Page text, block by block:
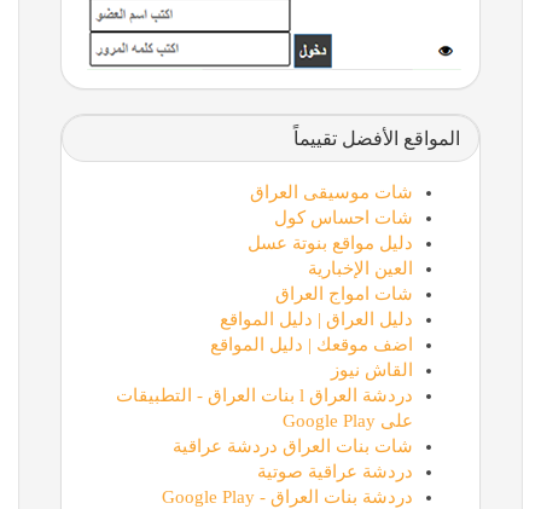
المواقع الأفضل تقييماً
شات موسيقى العراق
شات احساس كول
دليل مواقع بنوتة عسل
العين الإخبارية
شات امواج العراق
دليل العراق | دليل المواقع
اضف موقعك | دليل المواقع
القاش نيوز
دردشة العراق l بنات العراق - التطبيقات
على Google Play
شات بنات العراق دردشة عراقية
دردشة عراقية صوتية
دردشة بنات العراق - Google Play